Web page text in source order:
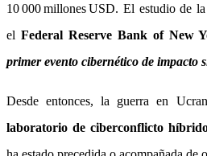
10 000 millones USD. El estudio de
el Federal Reserve Bank of New
primer evento cibernético de impacto
Desde entonces, la guerra en
laboratorio de ciberconflicto